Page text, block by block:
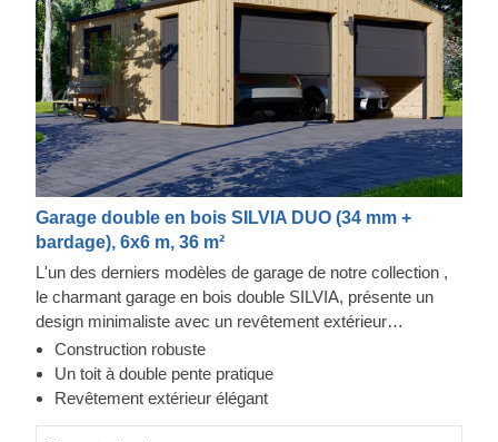
Garage double en bois SILVIA DUO (34 mm +
bardage), 6x6 m, 36 m²
L'un des derniers modèles de garage de notre collection ,
le charmant garage en bois double SILVIA, présente un
design minimaliste avec un revêtement extérieur
contemporain et un toit à double pente. Si vous êtes à la
recherche d'une solution de protection élégante et raffinée
pour vos véhicules, regardez de plus près ce modèle : il a
Construction robuste
Un toit à double pente pratique
Revêtement extérieur élégant